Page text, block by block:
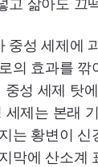
고 삶아도 끄
중성 세제에
의 효과를 깎
성 세제 탓
세제는 본래
는 황변이 신
막에 산소계